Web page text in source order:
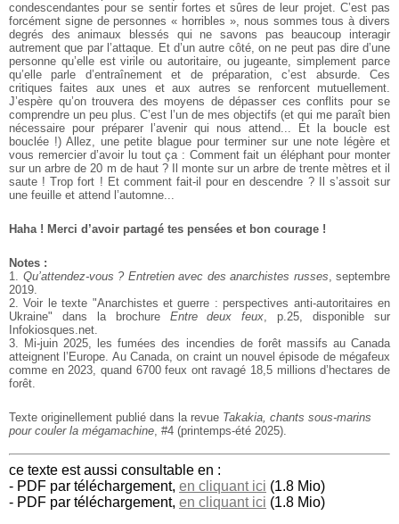
condescendantes pour se sentir fortes et sûres de leur projet. C’est pas
forcément signe de personnes « horribles », nous sommes tous à divers
degrés des animaux blessés qui ne savons pas beaucoup interagir
autrement que par l’attaque. Et d’un autre côté, on ne peut pas dire d’une
personne qu’elle est virile ou autoritaire, ou jugeante, simplement parce
qu’elle parle d’entraînement et de préparation, c’est absurde. Ces
critiques faites aux unes et aux autres se renforcent mutuellement.
J’espère qu’on trouvera des moyens de dépasser ces conflits pour se
comprendre un peu plus. C’est l’un de mes objectifs (et qui me paraît bien
nécessaire pour préparer l’avenir qui nous attend... Et la boucle est
bouclée !)Allez, une petite blague pour terminer sur une note légère et
vous remercier d’avoir lu tout ça : Comment fait un éléphant pour monter
sur un arbre de 20 m de haut ?Il monte sur un arbre de trente mètres et il
saute ! Trop fort ! Et comment fait-il pour en descendre ?Il s’assoit sur
une feuille et attend l’automne...
Haha ! Merci d’avoir partagé tes pensées et bon courage !
Notes :
1. Qu’attendez-vous ? Entretien avec des anarchistes russes, septembre
2019.
2. Voir le texte "Anarchistes et guerre : perspectives anti-autoritaires en
Ukraine" dans la brochure Entre deux feux, p.25, disponible sur
Infokiosques.net.
3. Mi-juin 2025, les fumées des incendies de forêt massifs au Canada
atteignent l’Europe. Au Canada, on craint un nouvel épisode de mégafeux
comme en 2023, quand 6700 feux ont ravagé 18,5 millions d’hectares de
forêt.
Texte originellement publié dans la revue Takakia, chants sous-marins
pour couler la mégamachine, #4 (printemps-été 2025).
ce texte est aussi consultable en :
- PDF par téléchargement, en cliquant ici (1.8 Mio)
- PDF par téléchargement, en cliquant ici (1.8 Mio)